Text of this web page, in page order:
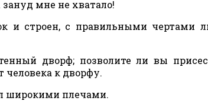
мне не хватало!
и строен, с правильными чертами
дворф; позволите ли вы
человека к дворфу.
широкими плечами.